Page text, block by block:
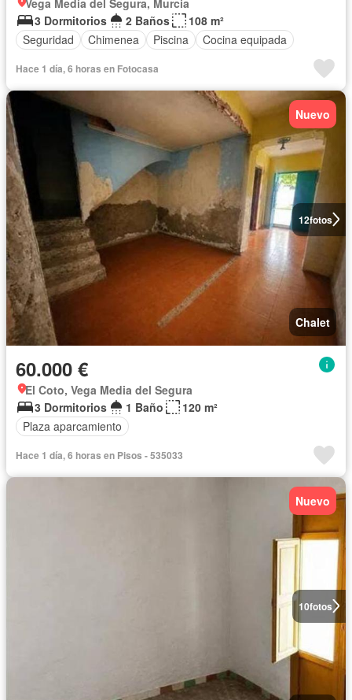
3 Dormitorios
2 Baños
108 m²
Seguridad
Chimenea Piscina Cocina equipada
Hace 1 día, 6 horas en Fotocasa
12fotos
Nuevo
Chalet
60.000 €
El Coto, Vega Media del Segura
3 Dormitorios
1 Baño
120 m²
Plaza aparcamiento
Hace 1 día, 6 horas en Pisos - 535033
10fotos
Nuevo